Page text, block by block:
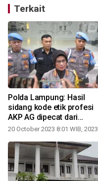
Terkait
Polda Lampung: Hasil
sidang kode etik profesi
AKP AG dipecat dari
kepolisian
20 October 2023 8:01 WIB, 2023